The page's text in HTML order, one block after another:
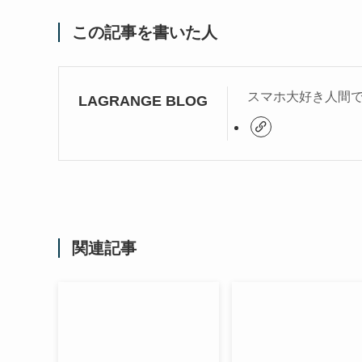
この記事を書いた人
LAGRANGE BLOG スマホ大好き人間
関連記事